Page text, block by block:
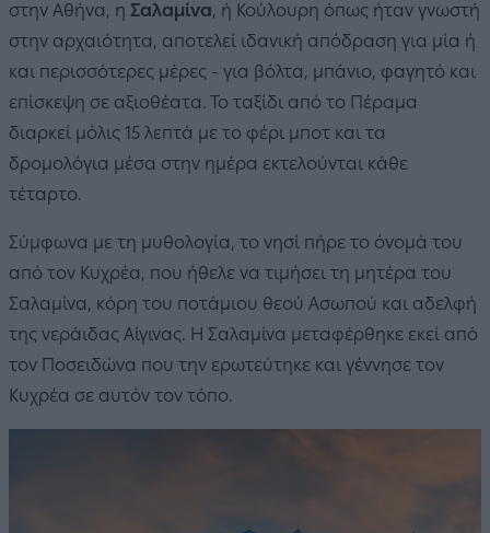
στην Αθήνα, η Σαλαμίνα, ή Κούλουρη όπως ήταν γνωστή
στην αρχαιότητα, αποτελεί ιδανική απόδραση για μία ή
και περισσότερες μέρες - για βόλτα, μπάνιο, φαγητό και
επίσκεψη σε αξιοθέατα. Το ταξίδι από το Πέραμα
διαρκεί μόλις 15 λεπτά με το φέρι μποτ και τα
δρομολόγια μέσα στην ημέρα εκτελούνται κάθε
τέταρτο.
Σύμφωνα με τη μυθολογία, το νησί πήρε το όνομά του
από τον Κυχρέα, που ήθελε να τιμήσει τη μητέρα του
Σαλαμίνα, κόρη του ποτάμιου θεού Ασωπού και αδελφή
της νεράιδας Αίγινας. Η Σαλαμίνα μεταφέρθηκε εκεί από
τον Ποσειδώνα που την ερωτεύτηκε και γέννησε τον
Κυχρέα σε αυτόν τον τόπο.